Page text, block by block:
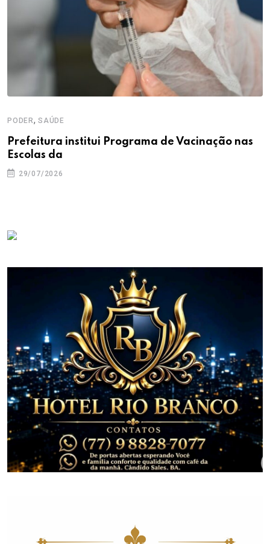
PODER, SAÚDE
Prefeitura institui Programa de Vacinação nas
Escolas da
29/07/2026